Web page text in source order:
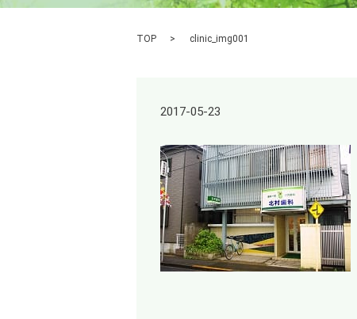
TOP clinic_img001
2017-05-23